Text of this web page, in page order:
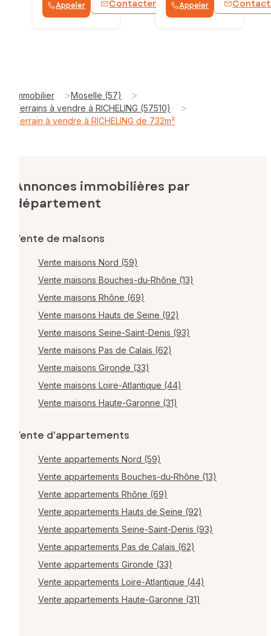
Appeler Contacter WhatsApp
Appeler
Immobilier >Moselle (57) >
Terrains à vendre à RICHELING (57510) >
Terrain à vendre à RICHELING de 732m²
Annonces immobilières par
département
Vente de maisons
Vente maisons Nord (59)
Vente maisons Bouches-du-Rhône (13)
Vente maisons Rhône (69)
Vente maisons Hauts de Seine (92)
Vente maisons Seine-Saint-Denis (93)
Vente maisons Pas de Calais (62)
Vente maisons Gironde (33)
Vente maisons Loire-Atlantique (44)
Vente maisons Haute-Garonne (31)
Vente d'appartements
Vente appartements Nord (59)
Vente appartements Bouches-du-Rhône (13)
Vente appartements Rhône (69)
Vente appartements Hauts de Seine (92)
Vente appartements Seine-Saint-Denis (93)
Vente appartements Pas de Calais (62)
Vente appartements Gironde (33)
Vente appartements Loire-Atlantique (44)
Vente appartements Haute-Garonne (31)